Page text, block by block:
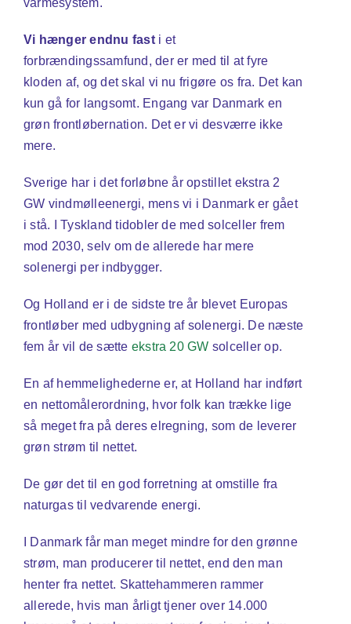
varmesystem.
Vi hænger endnu fasti et
forbrændingssamfund, der er med til at fyre
kloden af, og det skal vi nu frigøre os fra. Det kan
kun gå for langsomt. Engang var Danmark en
grøn frontløbernation. Det er vi desværre ikke
mere.
Sverige har i det forløbne år opstillet ekstra 2
GW vindmølleenergi, mens vi i Danmark er gået
i stå. I Tyskland tidobler de med solceller frem
mod 2030, selv om de allerede har mere
solenergi per indbygger.
Og Holland er i de sidste tre år blevet Europas
frontløber med udbygning af solenergi. De næste
fem år vil de sætte ekstra 20 GW solceller op.
En af hemmelighederne er, at Holland har indført
en nettomålerordning, hvor folk kan trække lige
så meget fra på deres elregning, som de leverer
grøn strøm til nettet.
De gør det til en god forretning at omstille fra
naturgas til vedvarende energi.
I Danmark får man meget mindre for den grønne
strøm, man producerer til nettet, end den man
henter fra nettet. Skattehammeren rammer
allerede, hvis man årligt tjener over 14.000